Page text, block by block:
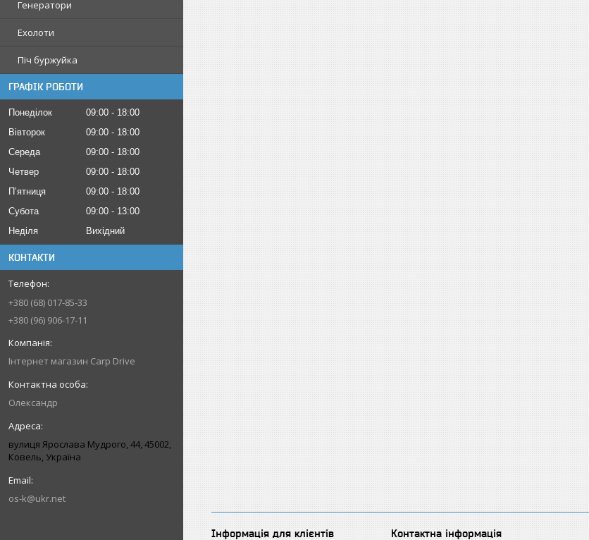
Генератори
Ехолоти
Піч буржуйка
ГРАФІК РОБОТИ
Понеділок 09:00
18:00
Вівторок
09:00
18:00
Середа
09:00
18:00
Четвер
09:00
18:00
Пʼятниця
09:00
18:00
Субота
09:00
13:00
Неділя
Вихідний
КОНТАКТИ
+380 (68) 017-85-33
+380 (96) 906-17-11
Інтернет магазин Carp Drive
Олександр
вулиця Ярослава Мудрого, 44, 45002,
Ковель, Україна
os-k@ukr.net
Інформація для клієнтів Контактна інформація